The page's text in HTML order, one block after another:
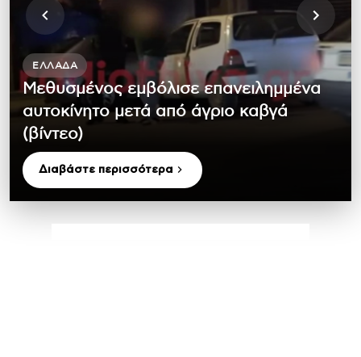
ΕΛΛΆΔΑ
Μεθυσμένος εμβόλισε επανειλημμένα
αυτοκίνητο μετά από άγριο καβγά
(βίντεο)
Διαβάστε περισσότερα